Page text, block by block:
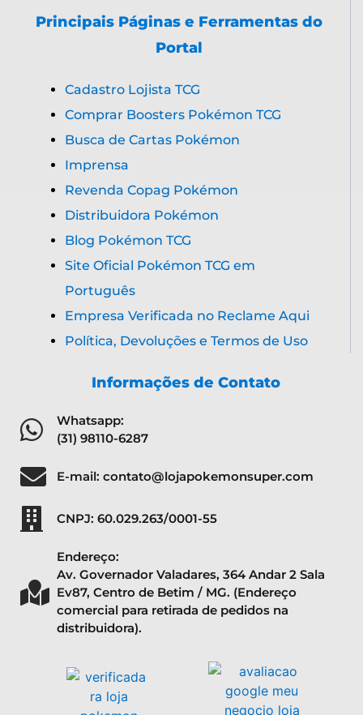
Principais Páginas e Ferramentas do
Portal
Cadastro Lojista TCG
Comprar Boosters Pokémon TCG
Busca de Cartas Pokémon
Imprensa
Revenda Copag Pokémon
Distribuidora Pokémon
Blog Pokémon TCG
Site Oficial Pokémon TCG em
Português
Empresa Verificada no Reclame Aqui
Política, Devoluções e Termos de Uso
Informações de Contato
Whatsapp:
(31) 98110-6287
E-mail: contato@lojapokemonsuper.com
CNPJ: 60.029.263/0001-55
Endereço:
Av. Governador Valadares, 364 Andar 2 Sala
Ev87, Centro de Betim / MG. (Endereço
comercial para retirada de pedidos na
distribuidora).